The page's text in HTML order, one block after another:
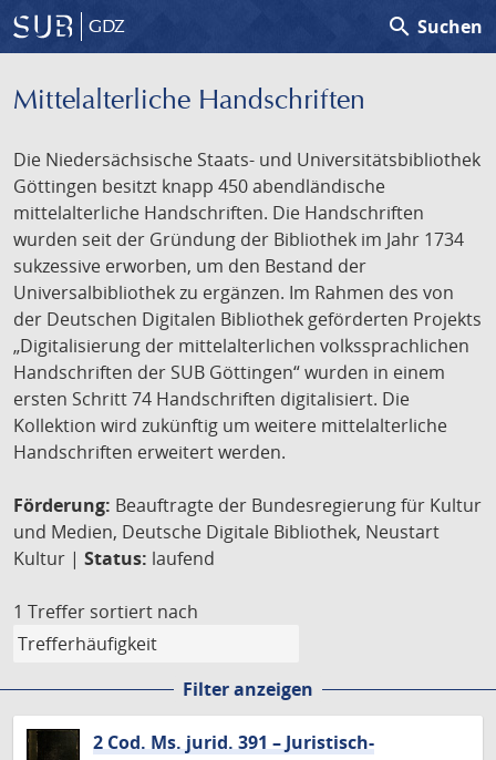
GDZ search Suchen
Mittelalterliche Handschriften
Die Niedersächsische Staats- und Universitätsbibliothek
Göttingen besitzt knapp 450 abendländische
mittelalterliche Handschriften. Die Handschriften
wurden seit der Gründung der Bibliothek im Jahr 1734
sukzessive erworben, um den Bestand der
Universalbibliothek zu ergänzen. Im Rahmen des von
der Deutschen Digitalen Bibliothek geförderten Projekts
„Digitalisierung der mittelalterlichen volkssprachlichen
Handschriften der SUB Göttingen“ wurden in einem
ersten Schritt 74 Handschriften digitalisiert. Die
Kollektion wird zukünftig um weitere mittelalterliche
Handschriften erweitert werden.
Förderung: Beauftragte der Bundesregierung für Kultur
und Medien, Deutsche Digitale Bibliothek, Neustart
Kultur | Status: laufend
1 Treffer sortiert nach
Filter anzeigen
2 Cod. Ms. jurid. 391 – Juristisch-